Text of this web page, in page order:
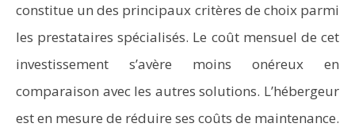
constitue un des principaux critères de choix parmi
les prestataires spécialisés. Le coût mensuel de cet
investissement s’avère moins onéreux en
comparaison avec les autres solutions. L’hébergeur
est en mesure de réduire ses coûts de maintenance.